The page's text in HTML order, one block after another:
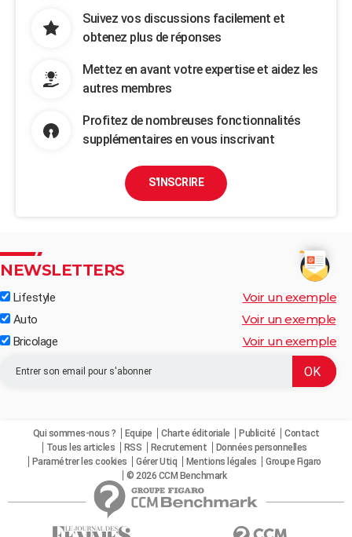
Suivez vos discussions facilement et
obtenez plus de réponses
Mettez en avant votre expertise et aidez les
autres membres
Profitez de nombreuses fonctionnalités
supplémentaires en vous inscrivant
S'INSCRIRE
NEWSLETTERS
Lifestyle Voir un exemple
Auto Voir un exemple
Bricolage Voir un exemple
Qui sommes-nous ? Equipe Charte éditoriale Publicité
Contact
Tous les articles
RSS Recrutement
Données personnelles
Paramétrer les cookies
Gérer Utiq Mentions légales
Groupe Figaro
© 2026 CCM Benchmark